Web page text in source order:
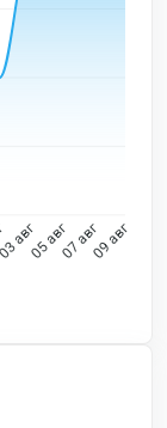
авг05 авг07 авг09 авг